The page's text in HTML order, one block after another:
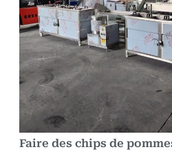
Faire des chips de